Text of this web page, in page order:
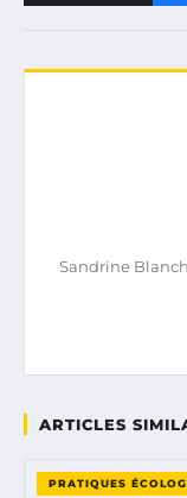
Sandrine
ARTICLES
PRATIQUES